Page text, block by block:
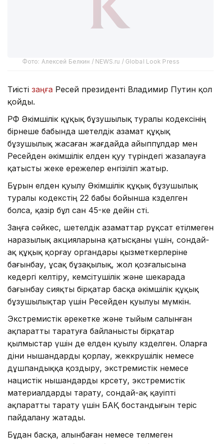
Фото: Алексей Белкин / NEWS.ru / Global Look Press
Тиісті заңға Ресей президенті Владимир Путин қол
қойды.
РФ Әкімшілік құқық бұзушылық туралы кодексінің
бірнеше бабында шетелдік азамат құқық
бұзушылық жасаған жағдайда айыппұлдар мен
Ресейден әкімшілік елден қуу түріндегі жазалауға
қатысты жеке ережелер енгізіліп жатыр.
Бұрын елден қуылу Әкімшілік құқық бұзушылық
туралы кодекстің 22 бабы бойынша көзделген
болса, қазір бұл сан 45-ке дейін өсті.
Заңға сәйкес, шетелдік азаматтар рұқсат етілмеген
наразылық акцияларына қатысқаны үшін, сондай-
ақ құқық қорғау органдары қызметкерлеріне
бағынбау, ұсақ бұзақылық, жол қозғалысына
кедергі келтіру, кемсітушілік және шекарада
бағынбау сияқты бірқатар басқа әкімшілік құқық
бұзушылықтар үшін Ресейден қуылуы мүмкін.
Экстремистік әрекетке және тыйым салынған
ақпаратты таратуға байланысты бірқатар
қылмыстар үшін де елден қуылу көзделген. Оларға
діни нышандарды қорлау, жеккөрушілік немесе
дұшпандыққа қоздыру, экстремистік немесе
нацистік нышандарды көрсету, экстремистік
материалдарды тарату, сондай-ақ қауіпті
ақпаратты тарату үшін БАҚ бостандығын теріс
пайдалану жатады.
Бұдан басқа, алынбаған немесе өтелмеген